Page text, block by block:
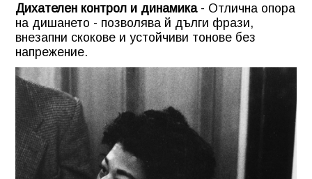
Дихателен контрол и динамика- Отлична опора
на дишането - позволява й дълги фрази,
внезапни скокове и устойчиви тонове без
напрежение.